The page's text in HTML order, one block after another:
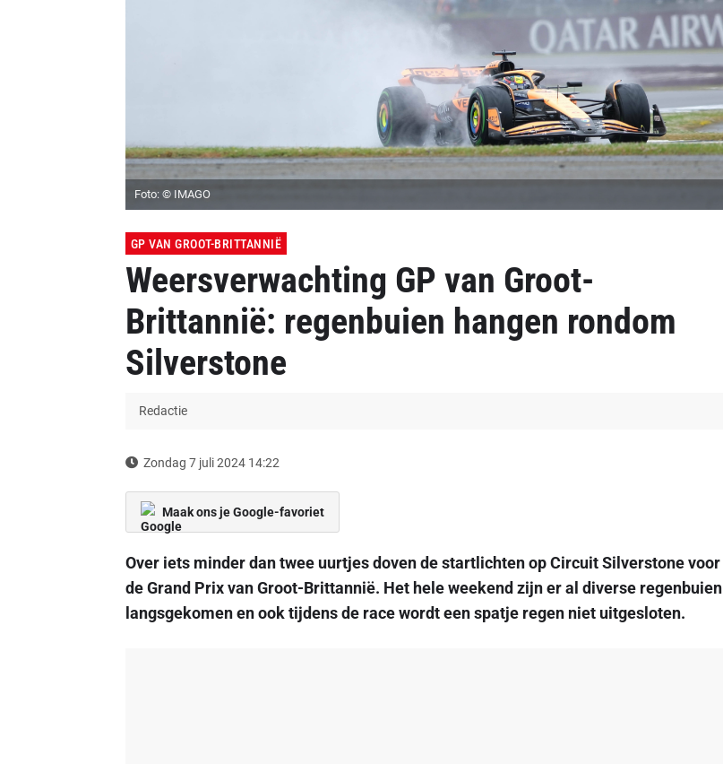
Foto: © IMAGO
GP VAN GROOT-BRITTANNIË
Weersverwachting GP van Groot-
Brittannië: regenbuien hangen rondom
Silverstone
Redactie
Zondag 7 juli 2024 14:22
Maak ons je Google-favoriet
Over iets minder dan twee uurtjes doven de startlichten op Circuit Silverstone voor
de Grand Prix van Groot-Brittannië. Het hele weekend zijn er al diverse regenbuien
langsgekomen en ook tijdens de race wordt een spatje regen niet uitgesloten.